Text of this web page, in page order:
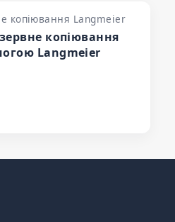
копіювання Langmeier
копіювання
Langmeier